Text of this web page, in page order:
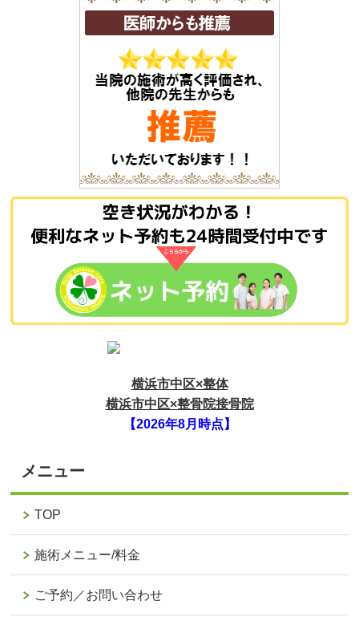
横浜市中区×整体
横浜市中区×整骨院接骨院
【2026年8月時点】
メニュー
TOP
施術メニュー/料金
ご予約／お問い合わせ